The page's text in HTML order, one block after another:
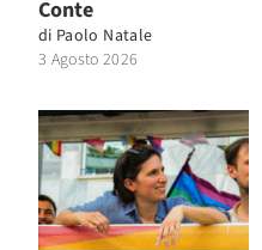
Conte
di Paolo Natale
3 Agosto 2026